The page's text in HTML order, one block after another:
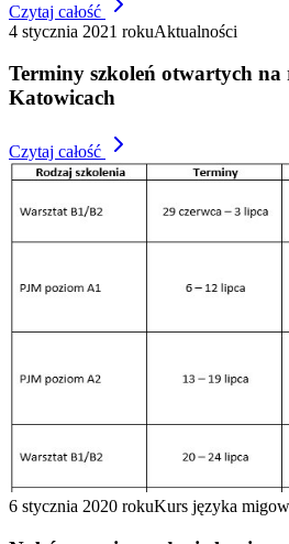
Czytaj całość
4 stycznia 2021 rokuAktualności
Terminy szkoleń otwartych
Katowicach
Czytaj całość
6 stycznia 2020 rokuKurs języka